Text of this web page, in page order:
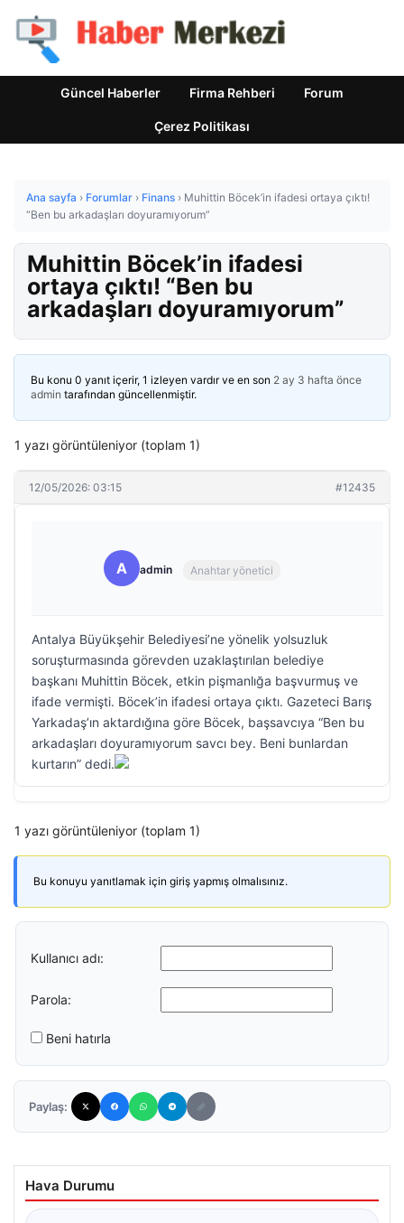
Güncel Haberler Firma Rehberi Forum
Çerez Politikası
Ana sayfa › Forumlar › Finans › Muhittin Böcek’in ifadesi ortaya çıktı!
“Ben bu arkadaşları doyuramıyorum”
Muhittin Böcek’in ifadesi
ortaya çıktı! “Ben bu
arkadaşları doyuramıyorum”
Bu konu 0 yanıt içerir, 1 izleyen vardır ve en son 2 ay 3 hafta önce
admin tarafından güncellenmiştir.
1 yazı görüntüleniyor (toplam 1)
12/05/2026: 03:15 #12435
A admin Anahtar yönetici
Antalya Büyükşehir Belediyesi’ne yönelik yolsuzluk
soruşturmasında görevden uzaklaştırılan belediye
başkanı Muhittin Böcek, etkin pişmanlığa başvurmuş ve
ifade vermişti. Böcek’in ifadesi ortaya çıktı. Gazeteci Barış
Yarkadaş’ın aktardığına göre Böcek, başsavcıya “Ben bu
arkadaşları doyuramıyorum savcı bey. Beni bunlardan
kurtarın” dedi.
1 yazı görüntüleniyor (toplam 1)
Bu konuyu yanıtlamak için giriş yapmış olmalısınız.
Kullanıcı adı:
Parola:
Beni hatırla
Paylaş:
Hava Durumu